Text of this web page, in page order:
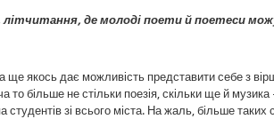
літчитання, де молоді поети й поетеси
ще якось дає можливість представити себе з
то більше не стільки поезія, скільки ще й музика
студентів зі всього міста. На жаль, більше таких